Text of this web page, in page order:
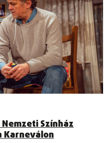
Színház
Karneválon